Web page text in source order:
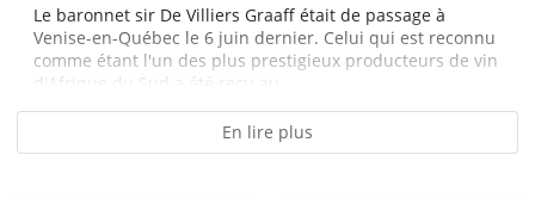
Le baronnet sir De Villiers Graaff était de passage à
Venise-en-Québec le 6 juin dernier. Celui qui est reconnu
comme étant l'un des plus prestigieux producteurs de vin
d'Afrique du Sud a été reçu au...
En lire plus